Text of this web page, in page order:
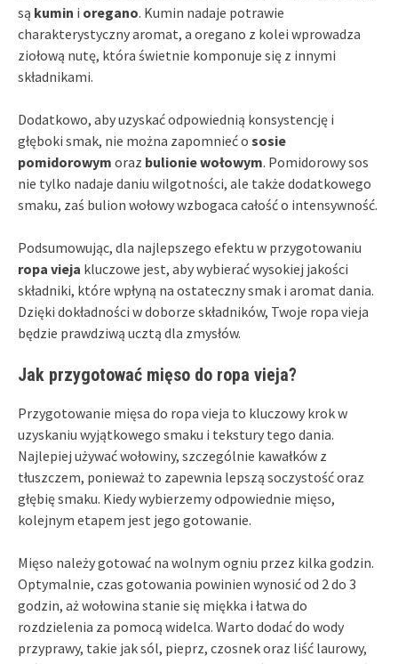
są kumin i oregano. Kumin nadaje potrawie
charakterystyczny aromat, a oregano z kolei wprowadza
ziołową nutę, która świetnie komponuje się z innymi
składnikami.
Dodatkowo, aby uzyskać odpowiednią konsystencję i
głęboki smak, nie można zapomnieć o sosie
pomidorowym oraz bulionie wołowym. Pomidorowy sos
nie tylko nadaje daniu wilgotności, ale także dodatkowego
smaku, zaś bulion wołowy wzbogaca całość o intensywność.
Podsumowując, dla najlepszego efektu w przygotowaniu
ropa vieja kluczowe jest, aby wybierać wysokiej jakości
składniki, które wpłyną na ostateczny smak i aromat dania.
Dzięki dokładności w doborze składników, Twoje ropa vieja
będzie prawdziwą ucztą dla zmysłów.
Jak przygotować mięso do ropa vieja?
Przygotowanie mięsa do ropa vieja to kluczowy krok w
uzyskaniu wyjątkowego smaku i tekstury tego dania.
Najlepiej używać wołowiny, szczególnie kawałków z
tłuszczem, ponieważ to zapewnia lepszą soczystość oraz
głębię smaku. Kiedy wybierzemy odpowiednie mięso,
kolejnym etapem jest jego gotowanie.
Mięso należy gotować na wolnym ogniu przez kilka godzin.
Optymalnie, czas gotowania powinien wynosić od 2 do 3
godzin, aż wołowina stanie się miękka i łatwa do
rozdzielenia za pomocą widelca. Warto dodać do wody
przyprawy, takie jak sól, pieprz, czosnek oraz liść laurowy,